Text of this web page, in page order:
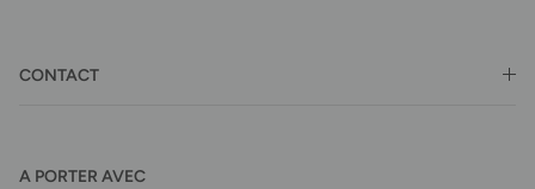
CONTACT
A PORTER AVEC